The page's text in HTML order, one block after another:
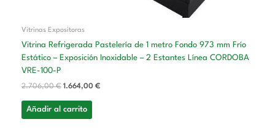
Vitrinas Expositoras
Vitrina Refrigerada Pastelería de 1 metro Fondo 973 mm Frío
Estático – Exposición Inoxidable – 2 Estantes Línea CORDOBA
VRE-100-P
2.706,00€ 1.664,00 €
Añadir al carrito